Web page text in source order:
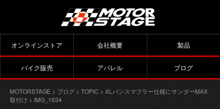
オンラインストア 会社概要 製品
バイク販売 アパレル ブログ
MOTORSTAGE > ブログ > TOPIC > XLバンスマフラー仕様にサンダーMAX
取付け > IMG_1634